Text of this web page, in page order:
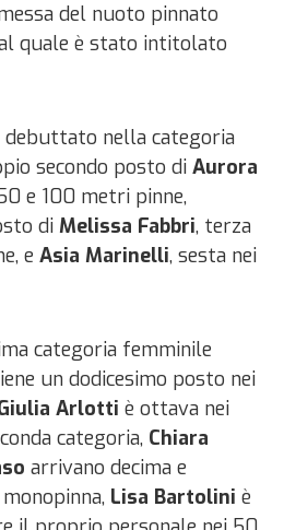
del nuoto pinnato
al quale è stato intitolato
debuttato nella categoria
secondo posto di Aurora
e 100 metri pinne,
di Melissa Fabbri, terza
e Asia Marinelli, sesta nei
categoria femminile
un dodicesimo posto nei
Arlotti è ottava nei
categoria, Chiara
arrivano decima e
Lisa Bartolini è